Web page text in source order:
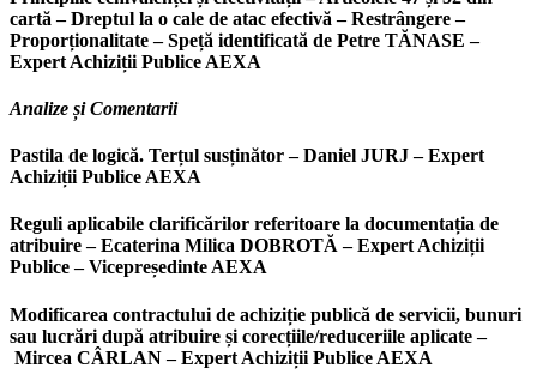
cartă – Dreptul la o cale de atac efectivă – Restrângere –
Proporționalitate – Speță identificată de Petre TĂNASE –
Expert Achiziții Publice AEXA
Analize și Comentarii
Pastila de logică. Terțul susținător – Daniel JURJ – Expert
Achiziții Publice AEXA
Reguli aplicabile clarificărilor referitoare la documentația de
atribuire – Ecaterina Milica DOBROTĂ – Expert Achiziții
Publice – Vicepreședinte AEXA
Modificarea contractului de achiziție publică de servicii, bunuri
sau lucrări după atribuire și corecțiile/reduceriile aplicate –
Mircea CÂRLAN – Expert Achiziții Publice AEXA